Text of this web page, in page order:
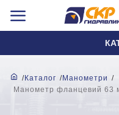
Каталог
Манометри
Манометр фланцевий 63